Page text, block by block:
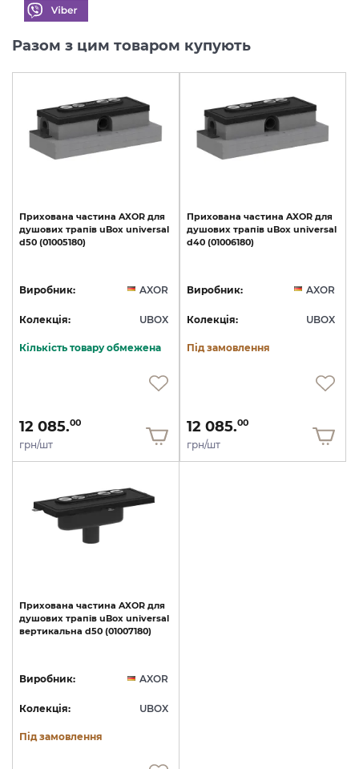
Разом з цим товаром купують
Прихована частина AXOR для
душових трапів uBox universal
d50 (01005180)
Виробник: AXOR
Колекція: UBOX
Кількість товару обмежена
12 085.00
грн/шт
Прихована частина AXOR для
душових трапів uBox universal
d40 (01006180)
Виробник: AXOR
Колекція: UBOX
Під замовлення
12 085.00
грн/шт
Прихована частина AXOR для
душових трапів uBox universal
вертикальна d50 (01007180)
Виробник: AXOR
Колекція: UBOX
Під замовлення